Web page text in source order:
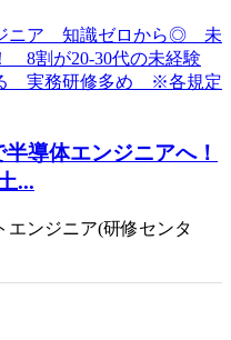
導体エンジニアへ！
...
エンジニア(研修センタ